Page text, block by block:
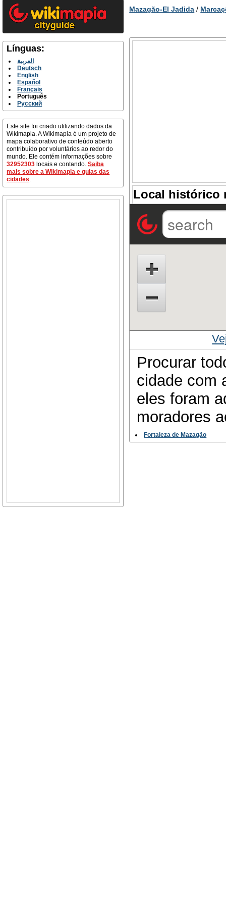
Línguas:
العربية
Deutsch
English
Español
Français
Português
Русский
Este site foi criado utilizando dados da
Wikimapia. A Wikimapia é um projeto de
mapa colaborativo de conteúdo aberto
contribuído por voluntários ao redor do
mundo. Ele contém informações sobre
32952303 locais e contando.Saiba
mais sobre a Wikimapia e guias das
cidades.
Mazagão-El Jadida /
Local histórico
Procurar
cidade com
eles foram
moradores
Fortaleza de Mazagão